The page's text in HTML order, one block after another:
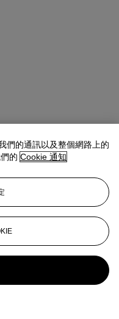
們的通訊以及整個網路上的
的 Cookie 通知